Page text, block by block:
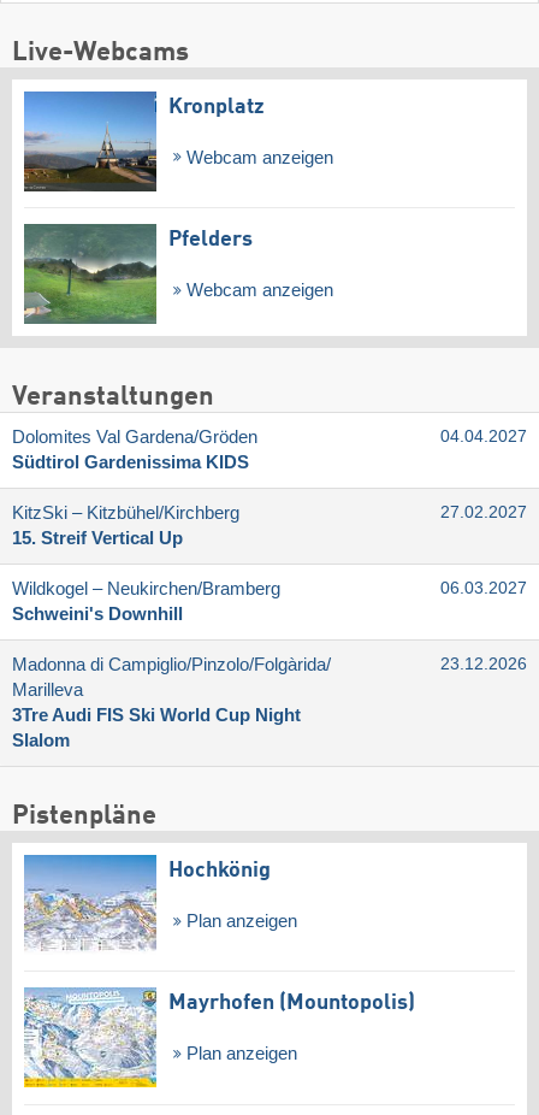
Live-Webcams
Kronplatz
Webcam anzeigen
Pfelders
Webcam anzeigen
Veranstaltungen
Dolomites Val Gardena/​Gröden
Südtirol Gardenissima KIDS
04.04.2027
KitzSki – Kitzbühel/​Kirchberg
15. Streif Vertical Up
27.02.2027
Wildkogel – Neukirchen/​Bramberg
Schweini's Downhill
06.03.2027
Madonna di Campiglio/​Pinzolo/​Folgàrida/​
Marilleva
3Tre Audi FIS Ski World Cup Night
Slalom
23.12.2026
Pistenpläne
Hochkönig
Plan anzeigen
Mayrhofen (Mountopolis)
Plan anzeigen